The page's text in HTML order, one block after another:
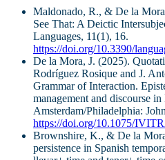
Maldonado, R., & De la
See That: A Deictic
Languages, 11(1), 16.
https://doi.org/10.3390/
De la Mora, J. (2025).
Rodríguez Rosique and J.
Grammar of Interaction.
management and discourse
Amsterdam/Philadelphia:
https://doi.org/10.1075/
Brownshire, K., & De la
persistence in Spanish